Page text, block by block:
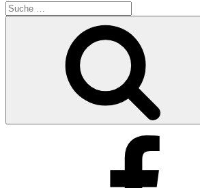
Suche
nach: